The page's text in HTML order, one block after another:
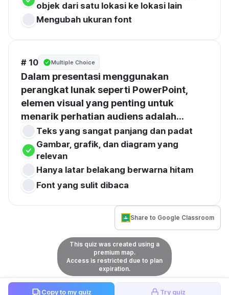
objek dari satu lokasi ke lokasi lain
Mengubah ukuran font
# 10 Multiple Choice
Dalam presentasi menggunakan
perangkat lunak seperti PowerPoint,
elemen visual yang penting untuk
menarik perhatian audiens adalah...
Teks yang sangat panjang dan padat
Gambar, grafik, dan diagram yang
relevan
Hanya latar belakang berwarna hitam
Font yang sulit dibaca
Share to Google Classroom
This quiz was created using a
premium map.
Access is restricted due to plan
expiration.
Copy to my quiz Try quiz